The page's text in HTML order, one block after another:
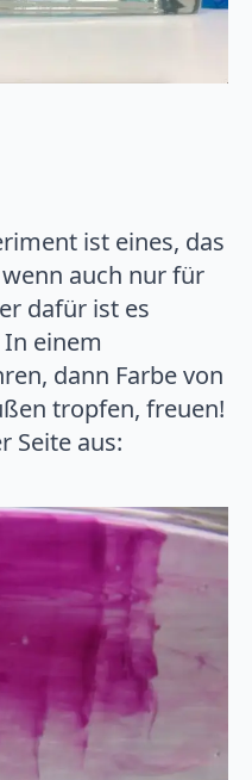
ist eines, das
auch nur für
dafür ist es
einem
dann Farbe von
tropfen, freuen!
Seite aus: